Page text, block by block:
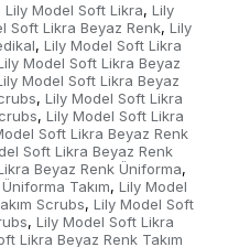
Lily Model Soft Likra, Lily
Soft Likra Beyaz Renk, Lily
, Lily Model Soft Likra
Model Soft Likra Beyaz
Model Soft Likra Beyaz
, Lily Model Soft Likra
, Lily Model Soft Likra
Soft Likra Beyaz Renk
Soft Likra Beyaz Renk
Beyaz Renk Üniforma,
Takım, Lily Model
Scrubs, Lily Model Soft
, Lily Model Soft Likra
Likra Beyaz Renk Takım